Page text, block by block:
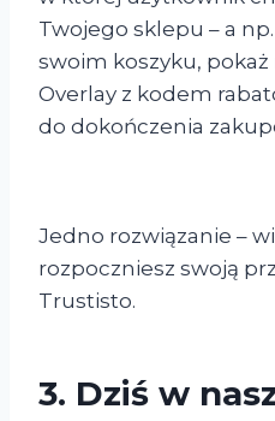
Twojego sklepu – a
swoim koszyku,
Overlay z kodem
do dokończenia
Jedno rozwiązanie –
rozpoczniesz swoją
Trustisto.
3. Dziś w